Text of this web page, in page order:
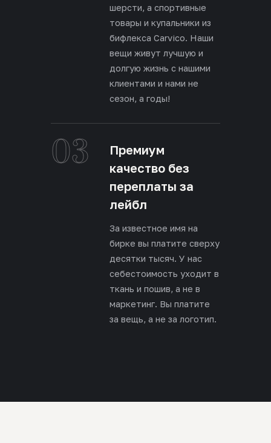
шерсти, а спортивные
товары и купальники из
бифлекса Carvico. Наши
вещи живут лучшую и
долгую жизнь с нашими
клиентами и нами не
сезон, а годы!
03
Премиум
качество без
переплаты за
лейбл
За известное имя на
бирке вы платите сверху
десятки тысяч. У нас
себестоимость уходит в
ткань и пошив, а не в
маркетинг. Вы платите
за вещь, а не за логотип.